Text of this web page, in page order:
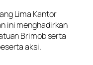
Lima Kantor
ini menghadirkan
Brimob serta
aksi.